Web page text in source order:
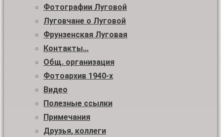
Фотографии Луговой
Луговчане о Луговой
Фрунзенская Луговая
Контакты…
Общ. организация
Фотоархив 1940-х
Видео
Полезные ссылки
Примечания
Друзья, коллеги